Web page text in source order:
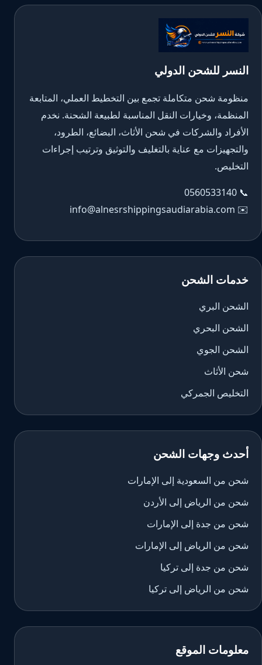
النسر للشحن الدولي
منظومة شحن متكاملة تجمع بين التخطيط العملي، المتابعة
المنظمة، وخيارات النقل المناسبة لطبيعة الشحنة. نخدم
الأفراد والشركات في شحن الأثاث، البضائع، الطرود،
والتجهيزات مع عناية بالتغليف والتوثيق وترتيب إجراءات
التخليص.
📞
0560533140
✉️
info@alnesrshippingsaudiarabia.com
خدمات الشحن
الشحن البري
الشحن البحري
الشحن الجوي
شحن الأثاث
التخليص الجمركي
أحدث وجهات الشحن
شحن من السعودية إلى الإمارات
شحن من الرياض إلى الأردن
شحن من جدة إلى الإمارات
شحن من الرياض إلى الإمارات
شحن من جدة إلى تركيا
شحن من الرياض إلى تركيا
معلومات الموقع